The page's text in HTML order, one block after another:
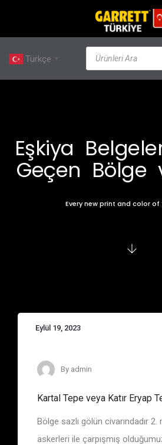
Türkçe ▼
Eşkiya
Geçen Bölge
Every new print and color of
Eylül 19, 2023
Eşkiya Belgelerinde Adı Geçen
By admin
Kartal Tepe veya Katır Eryap
Bölge sazlı gölün civarındadır
askerleri ile çarpışmış